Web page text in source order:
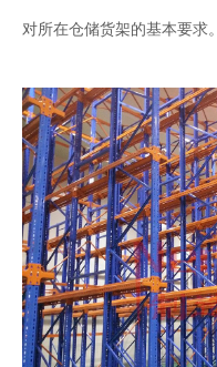
对所在仓储货架的基本要求。